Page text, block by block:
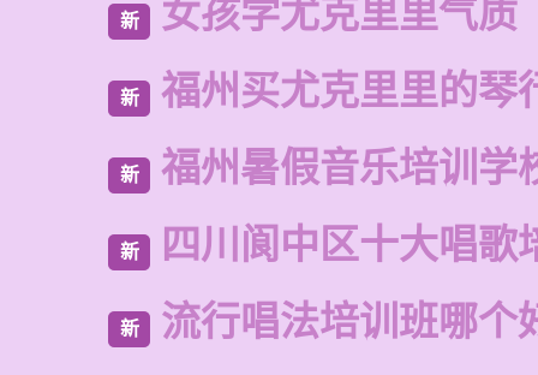
新 女孩学尤克里里气质
新 福州买尤克里里的琴
新 福州暑假音乐培训学
新 四川阆中区十大唱歌
新 流行唱法培训班哪个